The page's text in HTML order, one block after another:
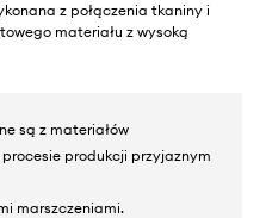
z połączenia tkaniny i
materiału z wysoką
są z materiałów
produkcji przyjaznym
marszczeniami.